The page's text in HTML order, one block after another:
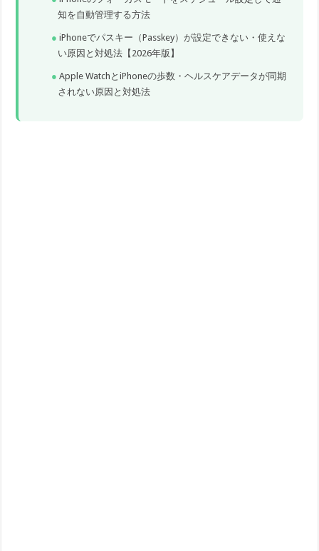
知を自動管理する方法
iPhoneでパスキー（Passkey）が設定できない・使えな
い原因と対処法【2026年版】
Apple WatchとiPhoneの歩数・ヘルスケアデータが同期
されない原因と対処法